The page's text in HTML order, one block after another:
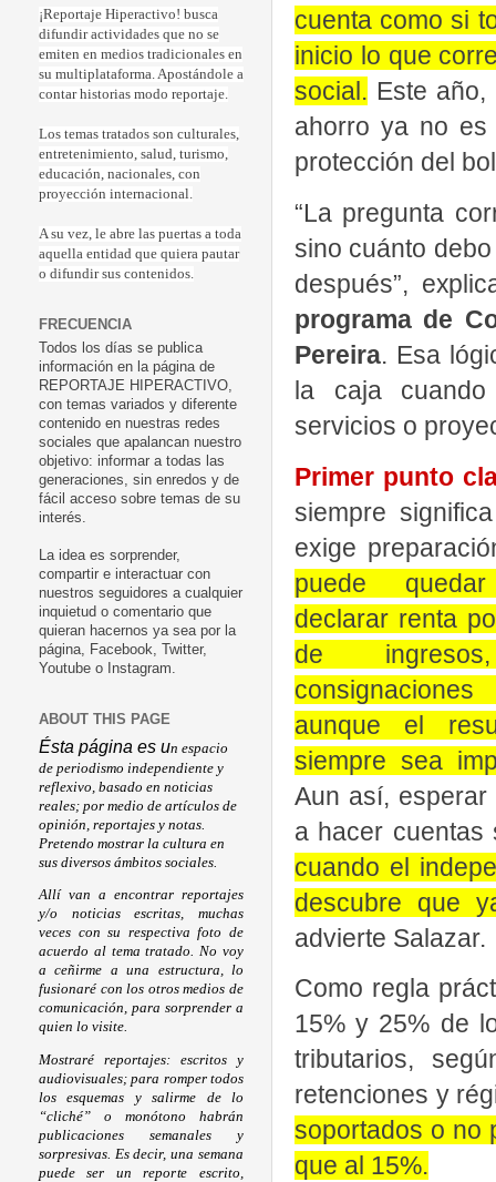
cuenta como si
inicio lo que
social. Este
ahorro ya no es
protección del
“La pregunta
sino cuánto
después”,
programa de
Pereira. Esa
la caja
servicios o
Primer punto
siempre
exige
puede
declarar renta
de
aunque el
siempre sea
Aun así,
a hacer cuentas
cuando el
descubre que
advierte Salazar.
Como regla
15% y 25% de
tributarios,
retenciones y
soportados o no
que al 15%.
¡Reportaje Hiperactivo! busca
difundir actividades que no se
emiten en medios tradicionales en
su multiplataforma. Apostándole a
contar historias modo reportaje.
Los temas tratados son culturales,
entretenimiento, salud, turismo,
educación, nacionales, con
proyección internacional.
A su vez, le abre las puertas a toda
aquella entidad que quiera pautar
o difundir sus contenidos.
FRECUENCIA
Todos los días se publica
información en la página de
REPORTAJE HIPERACTIVO,
con temas variados y diferente
contenido en nuestras redes
sociales que apalancan nuestro
objetivo: informar a todas las
generaciones, sin enredos y de
fácil acceso sobre temas de su
interés.
La idea es sorprender,
compartir e interactuar con
nuestros seguidores a cualquier
inquietud o comentario que
quieran hacernos ya sea por la
página, Facebook, Twitter,
Youtube o Instagram.
ABOUT THIS PAGE
Ésta página es un espacio
de periodismo independiente y
reflexivo, basado en noticias
reales; por medio de artículos de
opinión, reportajes y notas.
Pretendo mostrar la cultura en
sus diversos ámbitos sociales.
Allí van a encontrar reportajes
y/o noticias escritas, muchas
veces con su respectiva foto de
acuerdo al tema tratado. No voy
a ceñirme a una estructura, lo
fusionaré con los otros medios de
comunicación, para sorprender a
quien lo visite.
Mostraré reportajes: escritos y
audiovisuales; para romper todos
los esquemas y salirme de lo
“cliché” o monótono habrán
publicaciones semanales y
sorpresivas. Es decir, una semana
puede ser un reporte escrito,